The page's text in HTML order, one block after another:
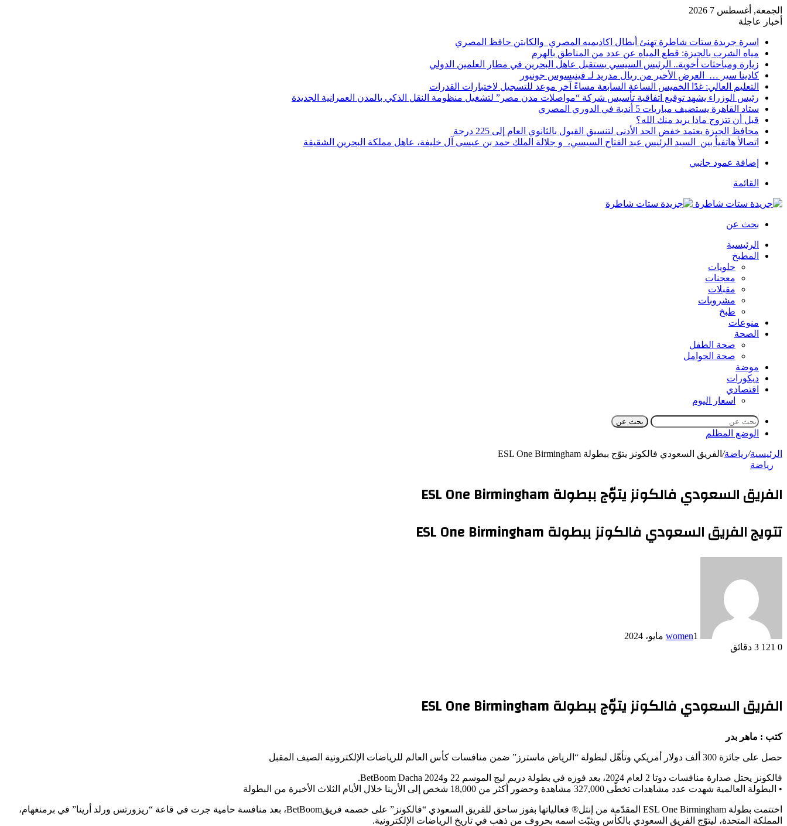
الجمعة, أغسطس 7 2026
أخبار عاجلة
اسرة جريدة ستات شاطرة تهنئ أبطال اكاديميه المصري والكابتن حافظ المصري
مياه الشرب بالجيزة: قطع المياه عن عدد من المناطق بالهرم
زيارة ومباحثات أخوية.. الرئيس السيسي يستقبل عاهل البحرين في مطار العلمين الدولي
كادينا سير … العرض الأخير من ريال مدريد لـ فينيسوس جونيور
التعليم العالي: غدًا الخميس الساعة السابعة مساءً آخر موعد للتسجيل لاختبارات القدرات
رئيس الوزراء يشهد توقيع اتفاقية تأسيس شركة “مواصلات مدن مصر” لتشغيل منظومة النقل الذكي بالمدن العمرانية الجديدة
ستاد القاهرة يستضيف مباريات 5 أندية في الدوري المصري
قبل أن تتزوج ماذا يريد منك الله؟
محافظ الجيزة يعتمد خفض الحد الأدنى لتنسيق القبول بالثانوي العام إلى 225 درجة
اتصالأ هاتفيأ بين السيد الرئيس عبد الفتاح السيسي، و جلالة الملك حمد بن عيسى آل خليفة، عاهل مملكة البحرين الشقيقة
إضافة عمود جانبي
القائمة
بحث عن
الرئيسية
المطبخ
حلويات
معجنات
مقبلات
مشروبات
طبخ
منوعات
الصحة
صحة الطفل
صحة الحوامل
موضة
ديكورات
اقتصادي
اسعار اليوم
بحث عن
الوضع المظلم
الرئيسية/رياضة/ الفريق السعودي فالكونز يتوّج ببطولة ESL One Birmingham
رياضة
الفريق السعودي فالكونز يتوّج ببطولة ESL One Birmingham
تتويج الفريق السعودي فالكونز ببطولة ESL One Birmingham
women1 مايو، 2024
0
3 دقائق
الفريق السعودي فالكونز يتوّج ببطولة ESL One Birmingham
كتب : ماهر بدر
حصل على جائزة 300 ألف دولار أمريكي وتأهّل لبطولة “الرياض ماسترز” ضمن منافسات كأس العالم للرياضات الإلكترونية الصيف المقبل
فالكونز يحتل صدارة منافسات دوتا 2 لعام 2024، بعد فوزه في بطولة دريم ليج الموسم 22 وBetBoom Dacha 2024.
• البطولة العالمية شهدت عدد مشاهدات تخطّى 327,000 مشاهدة وحضور أكثر من 18,000 شخص إلى الأرينا خلال الأيام الثلاث الأخيرة من البطولة
اختتمت بطولة ESL One Birmingham المقدّمة من إنتل® فعالياتها بفوز ساحق للفريق السعودي “فالكونز” على خصمه فريقBetBoom، بعد منافسة حامية جرت في قاعة “ريزورتس ورلد أرينا” في برمنغهام،
المملكة المتحدة، ليتوّج الفريق السعودي بالكأس ويثبّت اسمه بحروف من ذهب في تاريخ الرياضات الإلكترونية.